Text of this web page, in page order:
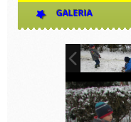
GALERIA